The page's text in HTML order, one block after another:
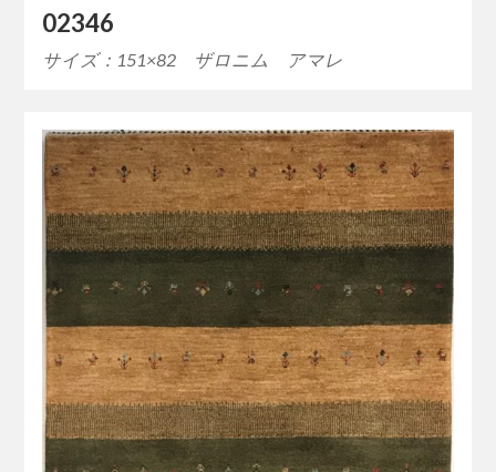
02346
サイズ：151×82 ザロニム アマレ